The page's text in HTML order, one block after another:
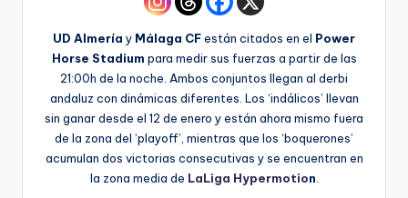
UD Almería y Málaga CFestán citados en el Power
Horse Stadium para medir sus fuerzas a partir de las
21:00h de la noche. Ambos conjuntos llegan al derbi
andaluz con dinámicas diferentes. Los ‘indálicos’ llevan
sin ganar desde el 12 de enero y están ahora mismo fuera
de la zona del ‘playoff’, mientras que los ‘boquerones’
acumulan dos victorias consecutivas y se encuentran en
la zona media de LaLiga Hypermotion